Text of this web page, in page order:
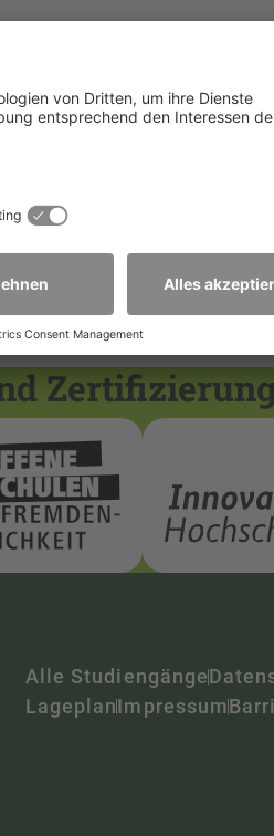
und Verwaltung
„Vom Glück einen
Alle Studiengänge
LageplanImpressum